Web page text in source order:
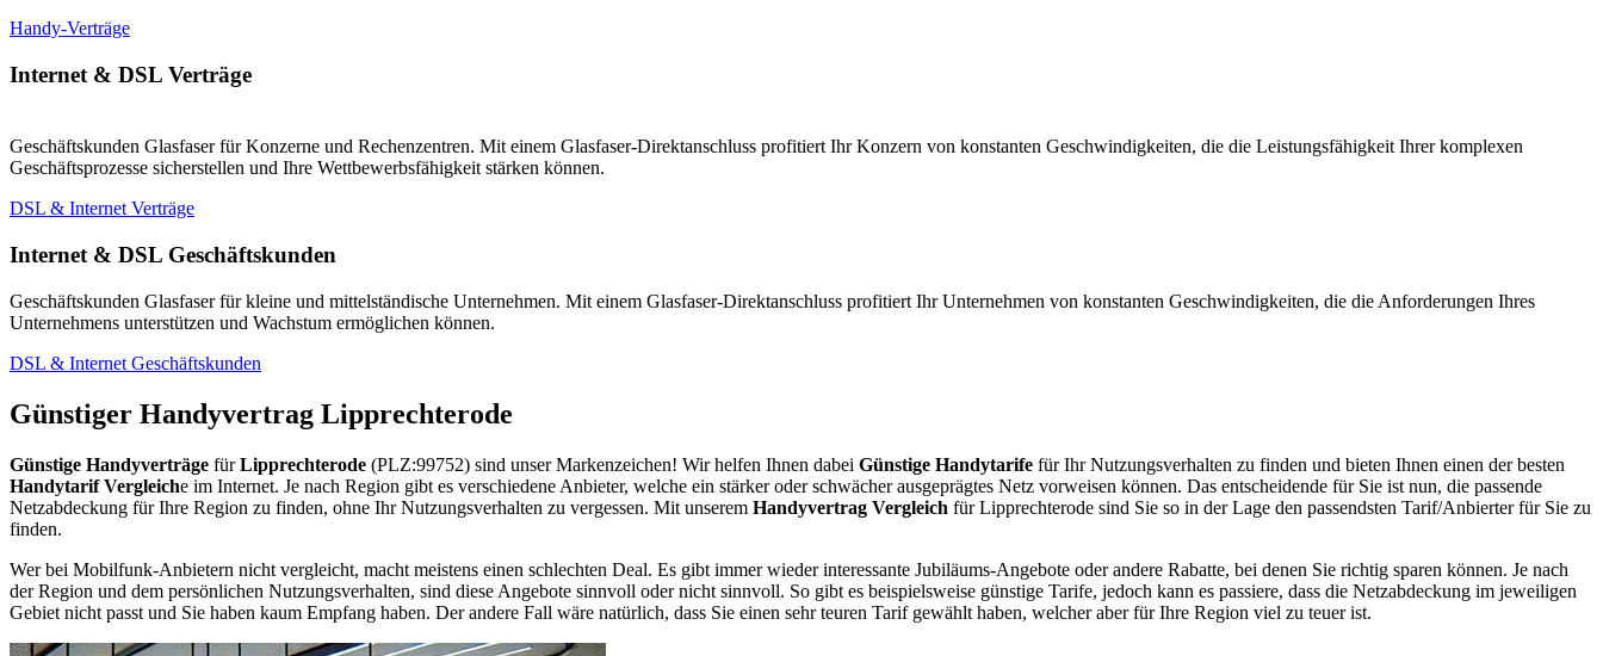
Handy-Verträge
Internet & DSL Verträge
Geschäftskunden Glasfaser für Konzerne und Rechenzentren. Mit einem Glasfaser-Direktanschluss profitiert Ihr Konzern von konstanten Geschwindigkeiten, die die Leistungsfähigkeit Ihrer komplexen
Geschäftsprozesse sicherstellen und Ihre Wettbewerbsfähigkeit stärken können.
DSL & Internet Verträge
Internet & DSL Geschäftskunden
Geschäftskunden Glasfaser für kleine und mittelständische Unternehmen. Mit einem Glasfaser-Direktanschluss profitiert Ihr Unternehmen von konstanten Geschwindigkeiten, die die Anforderungen Ihres
Unternehmens unterstützen und Wachstum ermöglichen können.
DSL & Internet Geschäftskunden
Günstiger Handyvertrag Lipprechterode
Günstige Handyverträge fürLipprechterode (PLZ:99752) sind unser Markenzeichen! Wir helfen Ihnen dabei Günstige Handytarife für Ihr Nutzungsverhalten zu finden und bieten Ihnen einen der besten
Handytarif Vergleiche im Internet. Je nach Region gibt es verschiedene Anbieter, welche ein stärker oder schwächer ausgeprägtes Netz vorweisen können. Das entscheidende für Sie ist nun, die passende
Netzabdeckung für Ihre Region zu finden, ohne Ihr Nutzungsverhalten zu vergessen. Mit unserem Handyvertrag Vergleich für Lipprechterode sind Sie so in der Lage den passendsten Tarif/Anbierter für Sie zu
finden.
Wer bei Mobilfunk-Anbietern nicht vergleicht, macht meistens einen schlechten Deal. Es gibt immer wieder interessante Jubiläums-Angebote oder andere Rabatte, bei denen Sie richtig sparen können. Je nach
der Region und dem persönlichen Nutzungsverhalten, sind diese Angebote sinnvoll oder nicht sinnvoll. So gibt es beispielsweise günstige Tarife, jedoch kann es passiere, dass die Netzabdeckung im jeweiligen
Gebiet nicht passt und Sie haben kaum Empfang haben. Der andere Fall wäre natürlich, dass Sie einen sehr teuren Tarif gewählt haben, welcher aber für Ihre Region viel zu teuer ist.